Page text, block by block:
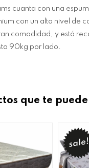
cuanta con una
con un alto nivel de
comodidad, y está
90kg por lado.
que te